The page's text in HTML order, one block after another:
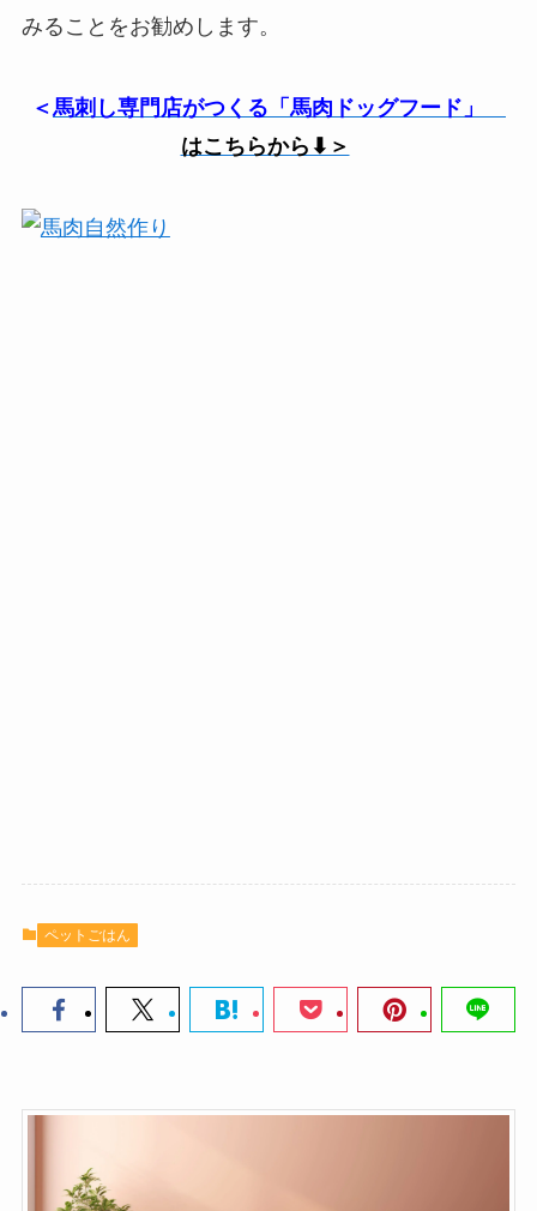
みることをお勧めします。
＜馬刺し専門店がつくる「馬肉ドッグフード」
はこちらから⬇︎＞
ペットごはん